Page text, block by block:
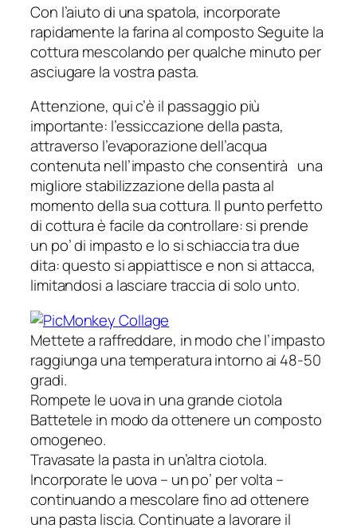
Con l’aiuto di una spatola, incorporate
rapidamente la farina al composto Seguite la
cottura mescolando per qualche minuto per
asciugare la vostra pasta.
Attenzione, qui c’è il passaggio più
importante: l’essiccazione della pasta,
attraverso l’evaporazione dell’acqua
contenuta nell’impasto che consentirà una
migliore stabilizzazione della pasta al
momento della sua cottura. Il punto perfetto
di cottura è facile da controllare: si prende
un po’ di impasto e lo si schiaccia tra due
dita: questo si appiattisce e non si attacca,
limitandosi a lasciare traccia di solo unto.
Mettete a raffreddare, in modo che l’impasto
raggiunga una temperatura intorno ai 48-50
gradi.
Rompete le uova in una grande ciotola
Battetele in modo da ottenere un composto
omogeneo.
Travasate la pasta in un’altra ciotola.
Incorporate le uova – un po’ per volta –
continuando a mescolare fino ad ottenere
una pasta liscia. Continuate a lavorare il